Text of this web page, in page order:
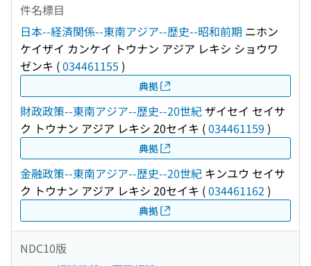
件名標目
日本--経済関係--東南アジア--歴史--昭和前期 ニホン
ケイザイ カンケイ トウナン アジア レキシ ショウワ
ゼンキ (034461155 )
典拠
財政政策--東南アジア--歴史--20世紀ザイセイ セイサ
ク トウナン アジア レキシ 20セイキ (034461159 )
典拠
金融政策--東南アジア--歴史--20世紀 キンユウ セイサ
ク トウナン アジア レキシ 20セイキ (034461162 )
典拠
NDC10版